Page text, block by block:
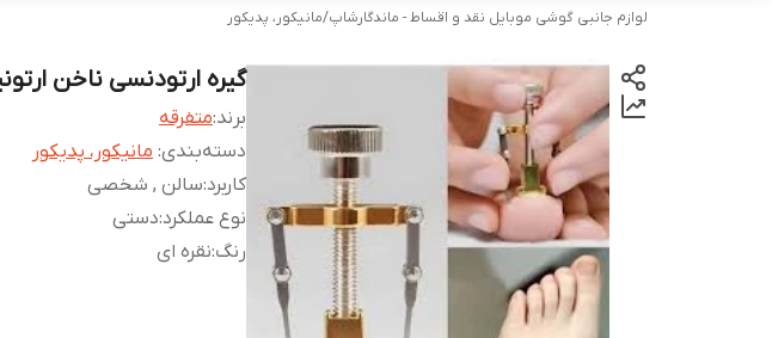
لوازم جانبی گوشی موبایل نقد و اقساط - ماندگارشاپ/مانیکور، پدیکور
گیره ارتودنسی ناخن
برند:متفرقه
دسته‌بندی: مانیکور، پدیکور
کاربرد:سالن , شخصی
نوع عملکرد:دستی
رنگ:نقره ای